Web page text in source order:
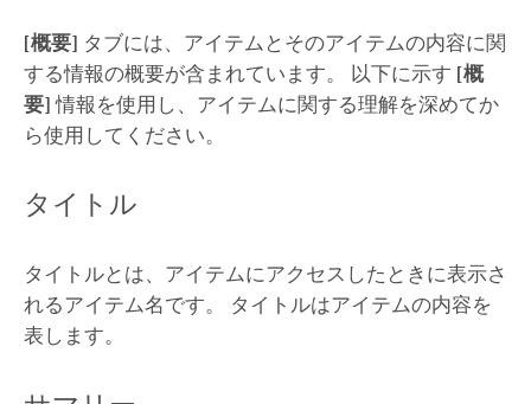
[概要] タブには、アイテムとそのアイテムの内容に関
する情報の概要が含まれています。 以下に示す [概
要] 情報を使用し、アイテムに関する理解を深めてか
ら使用してください。
タイトル
タイトルとは、アイテムにアクセスしたときに表示さ
れるアイテム名です。 タイトルはアイテムの内容を
表します。